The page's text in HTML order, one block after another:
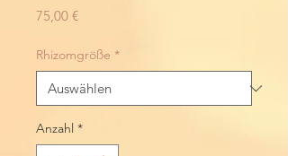
75,00 €Preis
Rhizomgröße *
Anzahl *